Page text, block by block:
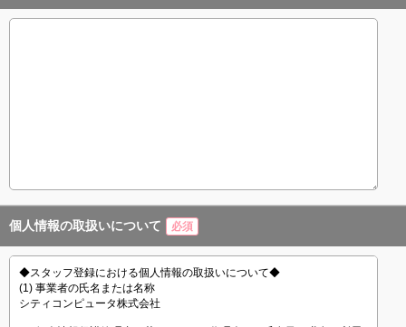
個人情報の取扱いについて 必須